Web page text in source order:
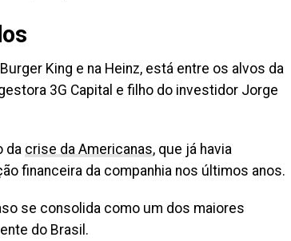
King e na Heinz, está entre os alvos da
3G Capital e filho do investidor Jorge
da crise da Americanas, que já havia
financeira da companhia nos últimos anos.
se consolida como um dos maiores
do Brasil.